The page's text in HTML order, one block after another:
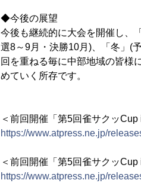
◆今後の展望
今後も継続的に大会を開催し、
選8～9月・決勝10月)、「冬」(
回を重ねる毎に中部地域の皆様
めていく所存です。
＜前回開催「第5回雀サクッ
https://www.atpress.ne.jp/
＜前回開催「第5回雀サクッCup
https://www.atpress.ne.jp/